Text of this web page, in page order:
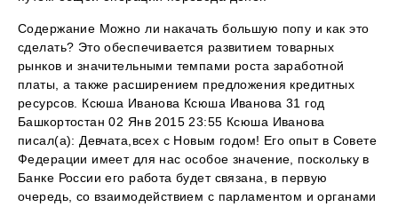
Содержание Можно ли накачать большую попу и как это
сделать? Это обеспечивается развитием товарных
рынков и значительными темпами роста заработной
платы, а также расширением предложения кредитных
ресурсов. Ксюша Иванова Ксюша Иванова 31 год
Башкортостан 02 Янв 2015 23:55 Ксюша Иванова
писал(а): Девчата,всех с Новым годом! Его опыт в Совете
Федерации имеет для нас особое значение, поскольку в
Банке России его работа будет связана, в первую
очередь, со взаимодействием с парламентом и органами